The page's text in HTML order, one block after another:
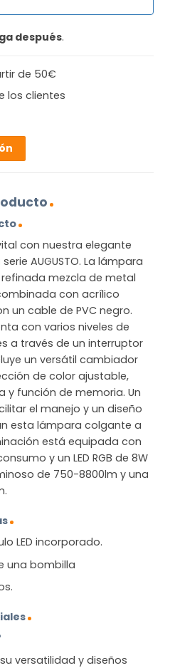
después.
de 50€
los clientes
con nuestra elegante
AUGUSTO. La lámpara
mezcla de metal
con acrílico
un cable de PVC negro.
con varios niveles de
a través de un interruptor
un versátil cambiador
de color ajustable,
y función de memoria. Un
el manejo y un diseño
esta lámpara colgante a
está equipada con
y un LED RGB de 8W
de 750-8800lm y una
LED incorporado.
una bombilla
versatilidad y diseños